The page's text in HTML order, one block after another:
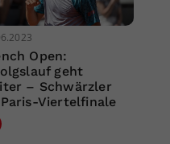
Open:
geht
– Schwärzler
Viertelfinale